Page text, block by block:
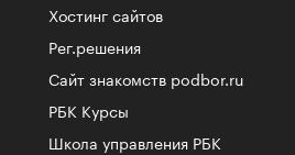
Хостинг сайтов
Рег.решения
Сайт знакомств podbor.ru
РБК Курсы
Школа управления РБК